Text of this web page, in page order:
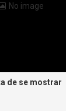
No image
de se mostrar